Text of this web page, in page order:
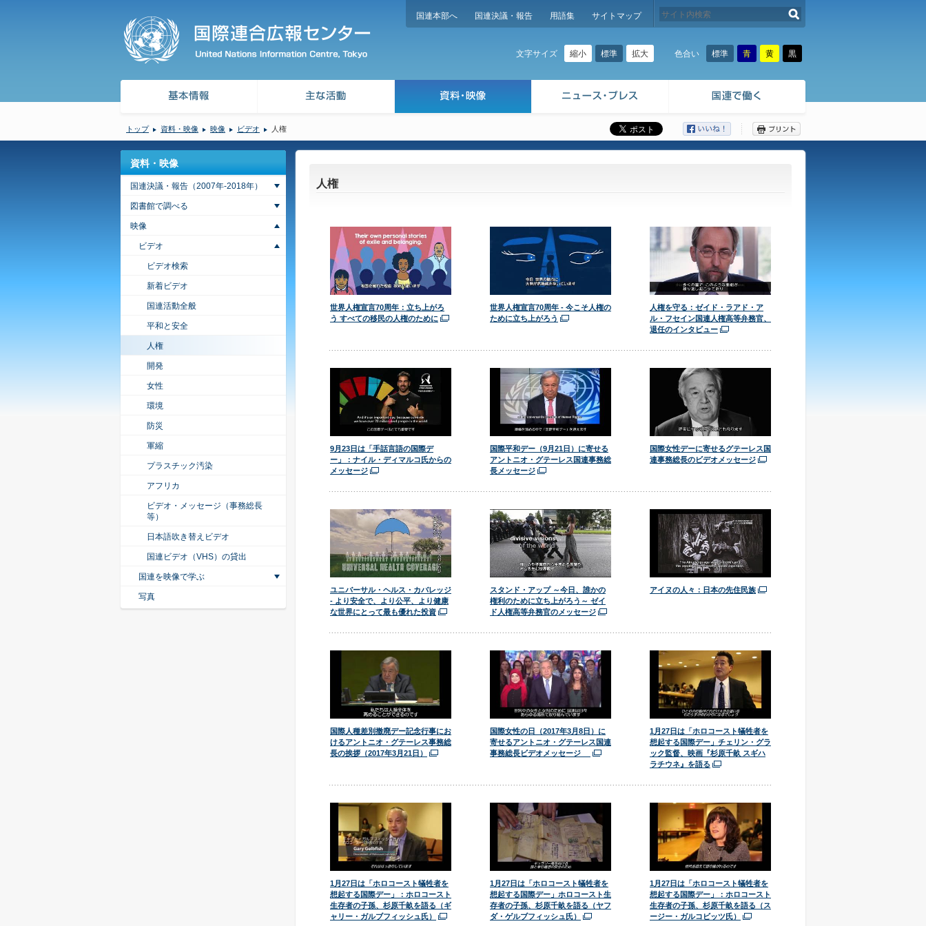
国連本部へ 国連決議・報告 用語集 サイトマップ
文字サイズ 縮小 標準 拡大 色合い 標準 青 黄 黒
トップ 資料・映像 映像 ビデオ 人権
人権
世界人権宣言70周年：立ち上がろ
う すべての移民の人権のために
世界人権宣言70周年 - 今こそ人権の
ために立ち上がろう
人権を守る：ゼイド・ラアド・ア
ル・フセイン国連人権高等弁務官、
退任のインタビュー
9月23日は「手話言語の国際デ
ー」：ナイル・ディマルコ氏からの
メッセージ
国際平和デー（9月21日）に寄せる
アントニオ・グテーレス国連事務総
長メッセージ
国際女性デーに寄せるグテーレス国
連事務総長のビデオメッセージ
ユニバーサル・ヘルス・カバレッジ
- より安全で、より公平、より健康
な世界にとって最も優れた投資
スタンド・アップ ～今日、誰かの
権利のために立ち上がろう～ ゼイ
ド人権高等弁務官のメッセージ
アイヌの人々：日本の先住民族
国際人種差別撤廃デー記念行事にお
けるアントニオ・グテーレス事務総
長の挨拶（2017年3月21日）
国際女性の日（2017年3月8日）に
寄せるアントニオ・グテーレス国連
事務総長ビデオメッセージ
1月27日は「ホロコースト犠牲者を
想起する国際デー」チェリン・グラ
ック監督、映画『杉原千畝 スギハ
ラチウネ』を語る
1月27日は「ホロコースト犠牲者を
想起する国際デー」：ホロコースト
生存者の子孫、杉原千畝を語る（ギ
ャリー・ガルブフィッシュ氏）
1月27日は「ホロコースト犠牲者を
想起する国際デー」ホロコースト生
存者の子孫、杉原千畝を語る（ヤフ
ダ・ゲルブフィッシュ氏）
1月27日は「ホロコースト犠牲者を
想起する国際デー」：ホロコースト
生存者の子孫、杉原千畝を語る（ス
ージー・ガルコビッツ氏）
資料・映像
国連決議・報告（2007年-2018年）
図書館で調べる
映像
ビデオ
ビデオ検索
新着ビデオ
国連活動全般
平和と安全
人権
開発
女性
環境
防災
軍縮
プラスチック汚染
アフリカ
ビデオ・メッセージ（事務総長
等）
日本語吹き替えビデオ
国連ビデオ（VHS）の貸出
国連を映像で学ぶ
写真